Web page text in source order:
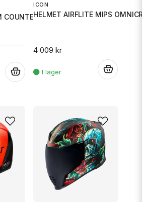
COUNTERSTRIKE M
ICON
HELMET AIRFLITE MIPS
4 009 kr